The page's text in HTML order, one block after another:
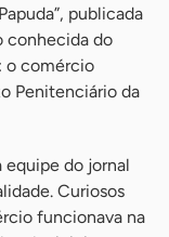
publicada
conhecida do
o comércio
Penitenciário da
equipe do jornal
Curiosos
funcionava na